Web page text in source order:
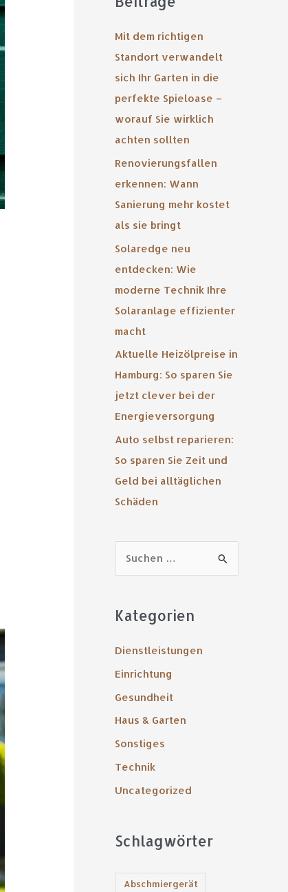
Mit dem richtigen
Standort verwandelt
sich Ihr Garten in die
perfekte Spieloase –
worauf Sie wirklich
achten sollten
Renovierungsfallen
erkennen: Wann
Sanierung mehr kostet
als sie bringt
Solaredge neu
entdecken: Wie
moderne Technik Ihre
Solaranlage effizienter
macht
Aktuelle Heizölpreise in
Hamburg: So sparen Sie
jetzt clever bei der
Energieversorgung
Auto selbst reparieren:
So sparen Sie Zeit und
Geld bei alltäglichen
Schäden
h
a
c
h
:
Kategorien
Dienstleistungen
Einrichtung
Gesundheit
Haus & Garten
Sonstiges
Technik
Uncategorized
Schlagwörter
Abschmiergerät